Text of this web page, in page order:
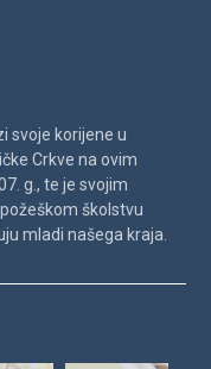
svoje korijene u
Crkve na ovim
g., te je svojim
školstvu
mladi našega kraja.